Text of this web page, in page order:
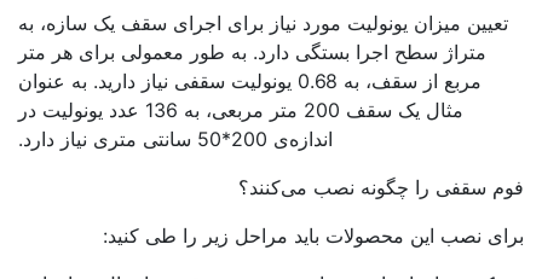
میزان یونولیت مورد نیاز برای اجرای سقف یک سازه، به
متراژ سطح اجرا بستگی دارد. به طور معمولی برای هر متر
مربع از سقف، به 0.68 یونولیت سقفی نیاز دارید. به عنوان
مثال یک سقف 200 متر مربعی، به 136 عدد یونولیت در
اندازه‌ی 200*50 سانتی متری نیاز دارد.
سقفی را چگونه نصب می‌کنند؟
نصب این محصولات باید مراحل زیر را طی کنید: